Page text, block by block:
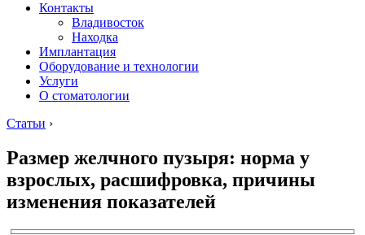
Контакты
Владивосток
Находка
Имплантация
Оборудование и технологии
Услуги
О стоматологии
Статьи ›
Размер желчного пузыря: норма у
взрослых, расшифровка, причины
изменения показателей